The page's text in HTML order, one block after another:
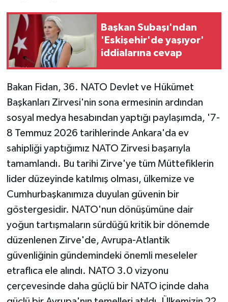
Başkan Subaşı'ndan
'Eskişehir'de yaşıyor'
iddialarına cevap
Bakan Fidan, 36. NATO Devlet ve Hükümet
Başkanları Zirvesi'nin sona ermesinin ardından
sosyal medya hesabından yaptığı paylaşımda, '7-
8 Temmuz 2026 tarihlerinde Ankara'da ev
sahipliği yaptığımız NATO Zirvesi başarıyla
tamamlandı. Bu tarihi Zirve'ye tüm Müttefiklerin
lider düzeyinde katılmış olması, ülkemize ve
Cumhurbaşkanımıza duyulan güvenin bir
göstergesidir. NATO'nun dönüşümüne dair
yoğun tartışmaların sürdüğü kritik bir dönemde
düzenlenen Zirve'de, Avrupa-Atlantik
güvenliğinin gündemindeki önemli meseleler
etraflıca ele alındı. NATO 3.0 vizyonu
çerçevesinde daha güçlü bir NATO içinde daha